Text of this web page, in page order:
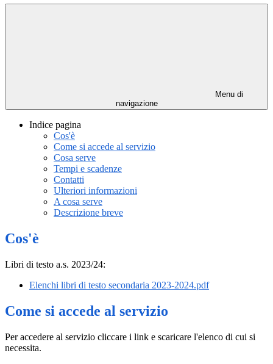
Menu di
navigazione
Indice pagina
Cos'è
Come si accede al servizio
Cosa serve
Tempi e scadenze
Contatti
Ulteriori informazioni
A cosa serve
Descrizione breve
Cos'è
Libri di testo a.s. 2023/24:
Elenchi libri di testo secondaria 2023-2024.pdf
Come si accede al servizio
Per accedere al servizio cliccare i link e scaricare l'elenco di cui si
necessita.